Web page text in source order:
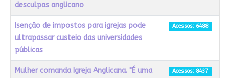
desculpas anglicano
Isenção de impostos para igrejas pode
ultrapassar custeio das universidades
públicas
Acessos: 6488
Mulher comanda Igreja Anglicana. "É uma
Acessos: 8437